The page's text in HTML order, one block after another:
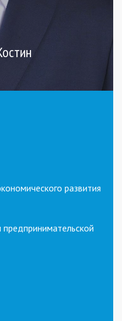
развития